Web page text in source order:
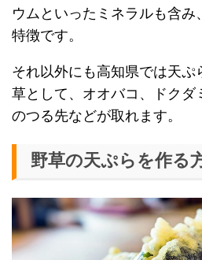
ウムといったミネラルも含
特徴です。
それ以外にも高知県では天ぷ
草として、オオバコ、ドクダ
のつる先などが取れます。
野草の天ぷらを作る